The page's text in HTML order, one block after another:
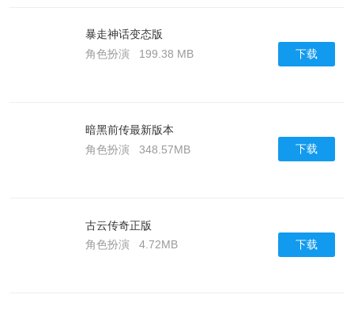
暴走神话变态版
角色扮演
199.38 MB 下载
暗黑前传最新版本
角色扮演
348.57MB 下载
古云传奇正版
角色扮演
4.72MB 下载